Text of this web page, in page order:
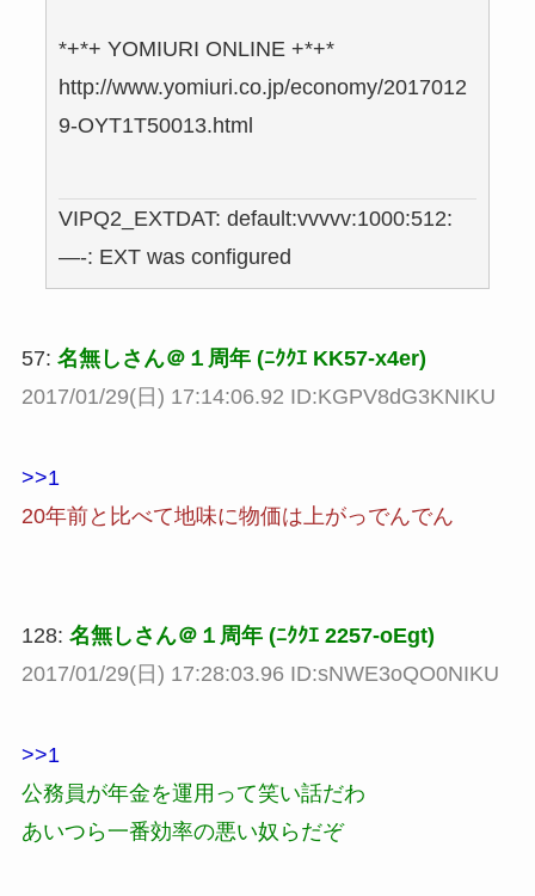
*+*+ YOMIURI ONLINE +*+*
http://www.yomiuri.co.jp/economy/2017012
9-OYT1T50013.html
VIPQ2_EXTDAT: default:vvvvv:1000:512:
—-: EXT was configured
57: 名無しさん＠１周年 (ﾆｸｸｴ KK57-x4er)
2017/01/29(日) 17:14:06.92 ID:KGPV8dG3KNIKU
>>1
20年前と比べて地味に物価は上がっでんでん
128: 名無しさん＠１周年 (ﾆｸｸｴ 2257-oEgt)
2017/01/29(日) 17:28:03.96 ID:sNWE3oQO0NIKU
>>1
公務員が年金を運用って笑い話だわ
あいつら一番効率の悪い奴らだぞ